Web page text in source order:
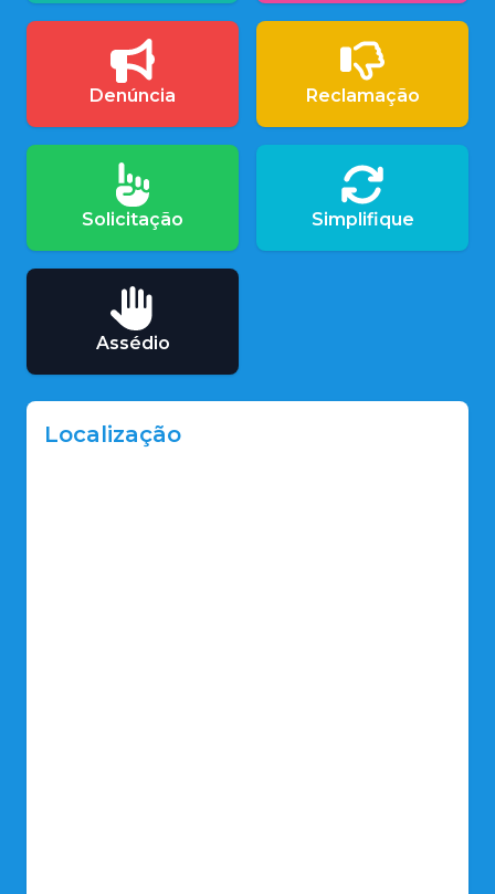
Denúncia Reclamação
Solicitação Simplifique
Assédio
Localização